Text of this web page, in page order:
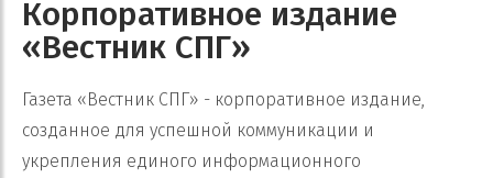
Корпоративное издание
«Вестник СПГ»
Газета «Вестник СПГ» - корпоративное издание,
созданное для успешной коммуникации и
укрепления единого информационного